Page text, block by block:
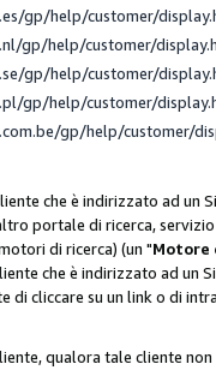
gp/help/customer/
gp/help/customer/
gp/help/customer/
gp/help/customer/
gp/help/customer/
che è indirizzato ad un
portale di ricerca,
di ricerca) (un "Motore
che è indirizzato ad un
di cliccare su un link o di
qualora tale cliente